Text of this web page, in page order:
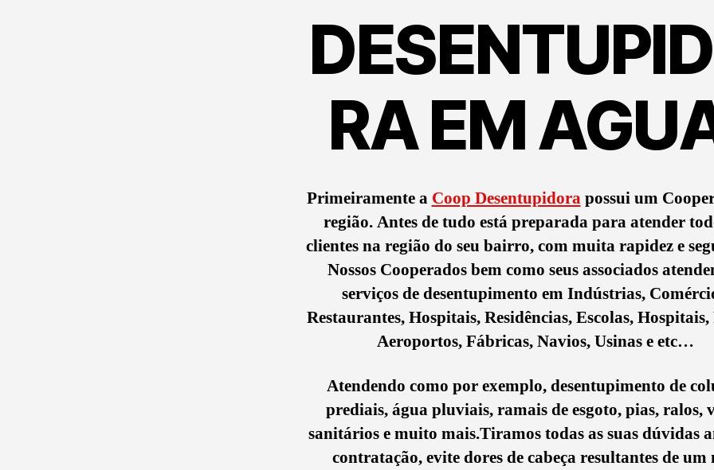
RA EM
Primeiramente a Coop Desentupidorapossui um
região. Antes de tudo está preparada para atender
clientes na região do seu bairro, com muita rapidez e
Nossos Cooperados bem como seus associados
serviços de desentupimento em Indústrias,
Restaurantes, Hospitais, Residências, Escolas,
Aeroportos, Fábricas, Navios, Usinas e etc…
Atendendo como por exemplo, desentupimento de
prediais, água pluviais, ramais de esgoto, pias, ralos,
sanitários e muito mais.Tiramos todas as suas dúvidas
contratação, evite dores de cabeça resultantes de um